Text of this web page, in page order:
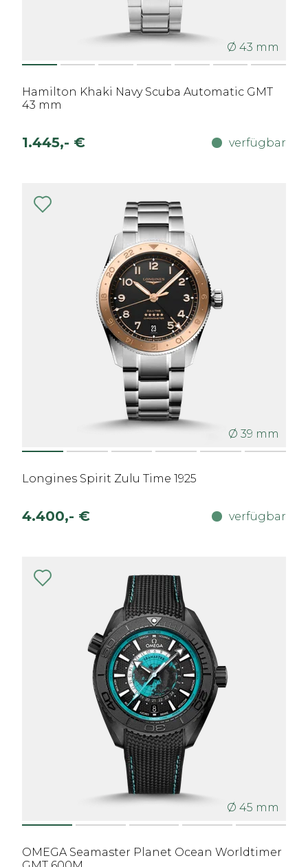
Ø 43 mm
Hamilton Khaki Navy Scuba Automatic GMT
43 mm
1.445,- € verfügbar
Ø 39 mm
Longines Spirit Zulu Time 1925
4.400,- € verfügbar
Ø 45 mm
OMEGA Seamaster Planet Ocean Worldtimer